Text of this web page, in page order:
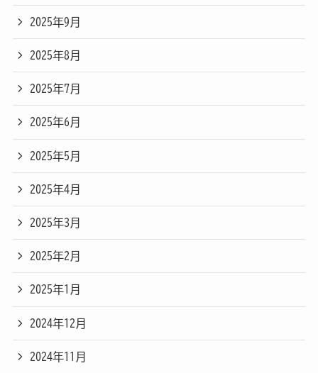
2025年9月
2025年8月
2025年7月
2025年6月
2025年5月
2025年4月
2025年3月
2025年2月
2025年1月
2024年12月
2024年11月